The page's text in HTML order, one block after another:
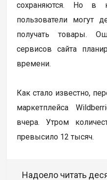
сохраняются. Но в
пользователи могут
получать товары.
сервисов сайта
времени.
Как стало известно,
маркетплейса
вчера. Утром
превысило 12 тысяч.
Надоело читать